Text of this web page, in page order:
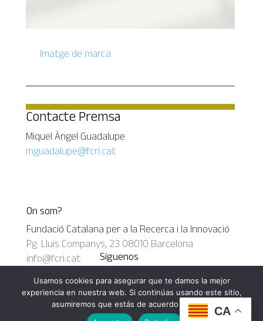
Imatge de marca
Contacte Premsa
Miquel Àngel Guadalupe
mguadalupe@fcri.cat
On som?
Fundació Catalana per a la Recerca i la Innovació
Pg. Lluís Companys, 23 08010 Barcelona
info@fcri.cat
Síguenos
Google
RSS
Elegant Themes| Desarrollado por
CA
Usamos cookies para asegurar que te damos la mejor
experiencia en nuestra web. Si continúas usando este sitio,
asumiremos que estás de acuerdo con ello.